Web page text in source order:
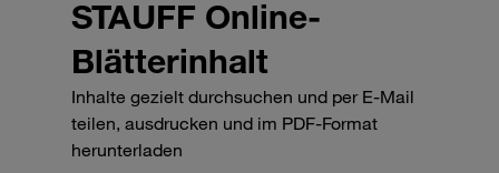
STAUFF Online-
Blätterinhalt
Inhalte gezielt durchsuchen und per E-Mail
teilen, ausdrucken und im PDF-Format
herunterladen